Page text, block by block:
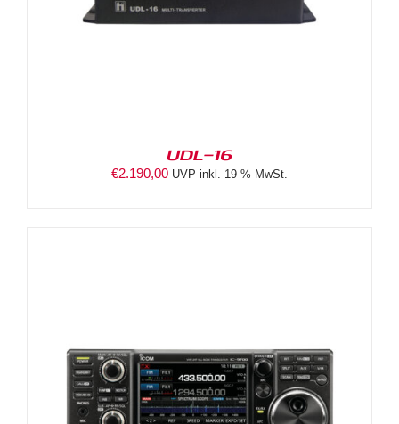
UDL-16
€2.190,00 UVP inkl. 19 % MwSt.